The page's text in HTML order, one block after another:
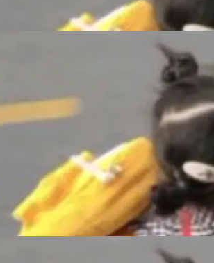
硬件加速器 AP
8万亿# 上了微博热搜——
一家的消耗。 OpenCode
额度，3T 来自 Go...
式发布，这是 NetBSD 操
版本。 自 NetBSD 10.1
如 VisionFive 2、PINE
。 增强了对 POSIX.1
标准的兼容性。 compat
系统调用的支持，包
实现）、POSIX 消息队
生态的全场景智慧营销平
戏中心，面向游戏行业开
呈现了平台在游戏领域的
高价值用户的全周期经
一体”正循环、再到联运与
闭环，以及面向全球市场
为终端云业务商业化销售负
，游戏开发者的核心诉求
渠道”，而是一套能够持续
成员 B850 AORU
处理器玩家，技嘉X3D系
员——B850 AORUS ELITE
性能平台打造的全新主板
ELITE X3D延续技嘉在X3
累，旨在为游戏玩家带来
选择。 B850 AORUS ELI
发布专员与 AI 审
卡点不是 AI 写得不够
。 好到审查排期从两天的